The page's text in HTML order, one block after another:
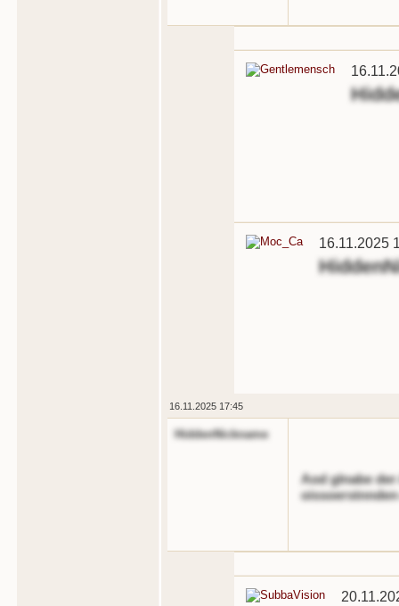
16.11.2025
16.11.2025 17:45
HiddenNickname
Aod glnabe